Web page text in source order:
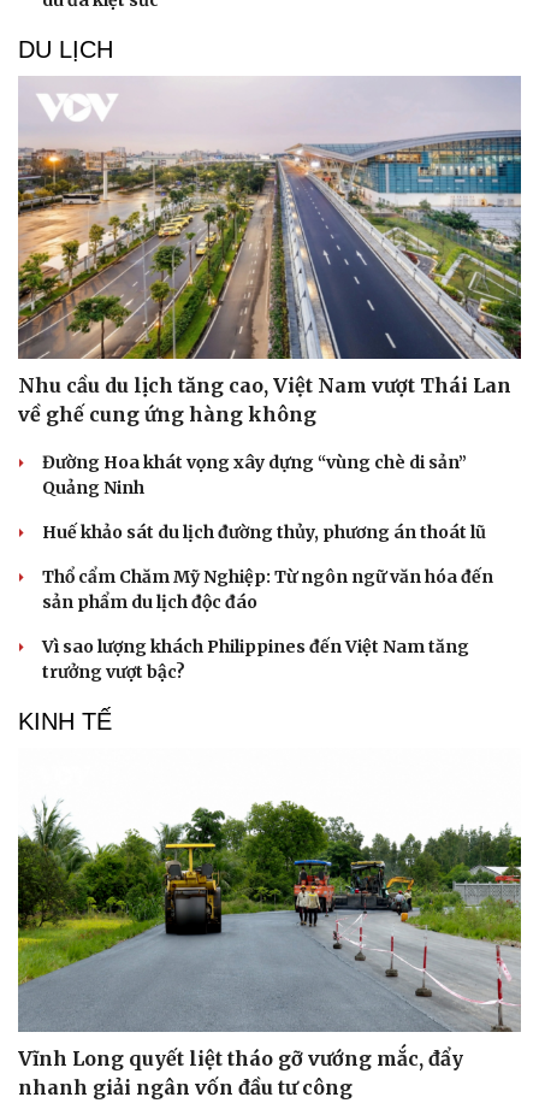
Du lịch
check-in
Podcast
Câu chuyện thời sự
Đọc truyện đêm khuya
Cửa sổ tình yêu
Kể chuyện cho bé
Hạt giống tâm hồn
DU LỊCH
Nhu cầu du lịch tăng cao, Việt Nam vượt Thái Lan
về ghế cung ứng hàng không
Đường Hoa khát vọng xây dựng “vùng chè di sản”
Quảng Ninh
Huế khảo sát du lịch đường thủy, phương án thoát lũ
Thổ cẩm Chăm Mỹ Nghiệp: Từ ngôn ngữ văn hóa đến
sản phẩm du lịch độc đáo
Vì sao lượng khách Philippines đến Việt Nam tăng
trưởng vượt bậc?
KINH TẾ
Vĩnh Long quyết liệt tháo gỡ vướng mắc, đẩy
nhanh giải ngân vốn đầu tư công